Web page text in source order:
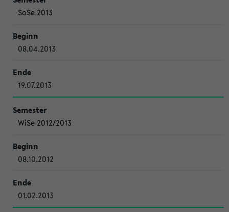
SoSe 2013
08.04.2013
19.07.2013
WiSe 2012/2013
08.10.2012
01.02.2013